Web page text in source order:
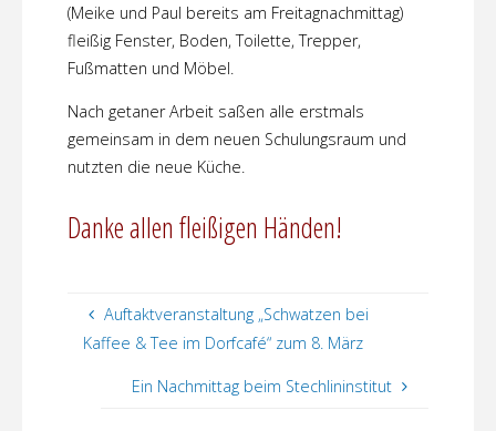
(Meike und Paul bereits am Freitagnachmittag)
fleißig Fenster, Boden, Toilette, Trepper,
Fußmatten und Möbel.
Nach getaner Arbeit saßen alle erstmals
gemeinsam in dem neuen Schulungsraum und
nutzten die neue Küche.
Danke allen fleißigen Händen!
Auftaktveranstaltung „Schwatzen bei
Kaffee & Tee im Dorfcafé“ zum 8. März
Ein Nachmittag beim Stechlininstitut